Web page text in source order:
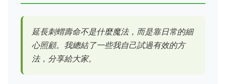
延長刺蝟壽命不是什麼魔法，而是靠日常的細
心照顧。我總結了一些我自己試過有效的方
法，分享給大家。